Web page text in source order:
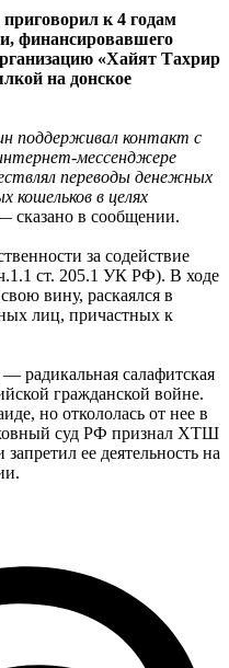
к 4 годам
финансировавшего
«Хайят Тахрир
на донское
поддерживал контакт с
мессенджере
переводы денежных
кошельков в целях
сказано в сообщении.
за содействие
ст. 205.1 УК РФ). В ходе
вину, раскаялся в
лиц, причастных к
радикальная салафитская
гражданской войне.
но откололась от нее в
суд РФ признал ХТШ
ее деятельность на